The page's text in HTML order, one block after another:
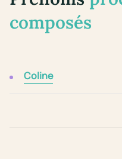
composés
Coline